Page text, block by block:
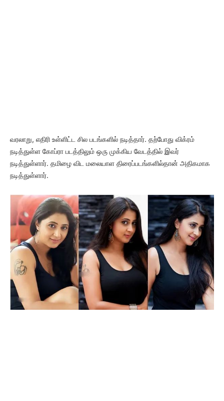
வரலாறு, எதிரி உள்ளிட்ட சில படங்களில் நடித்தார். தற்போது விக்ரம்
நடித்துள்ள கோப்ரா படத்திலும் ஒரு முக்கிய வேடத்தில் இவர்
நடித்துள்ளார். தமிழை விட மலையாள திரைப்படங்களில்தான் அதிகமாக
நடித்துள்ளார்.